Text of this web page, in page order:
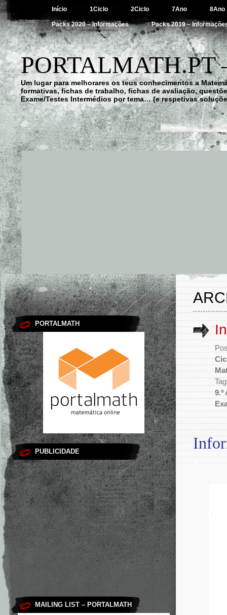
Início 1Ciclo 2Ciclo 7Ano 8Ano
Packs 2020 – Informações Packs 2019 –
Um lugar para melhorares os teus conhecimentos a
formativas, fichas de trabalho, fichas de avaliação,
Exame/Testes Intermédios por tema… (e respetivas
PORTALMATH
PUBLICIDADE
MAILING LIST – PORTALMATH
9.º